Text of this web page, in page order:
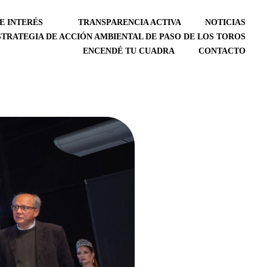
INTERÉS TRANSPARENCIA ACTIVA
NOTICIAS
DE ACCIÓN AMBIENTAL DE PASO DE LOS TOROS
ENCENDÉ TU CUADRA
CONTACTO